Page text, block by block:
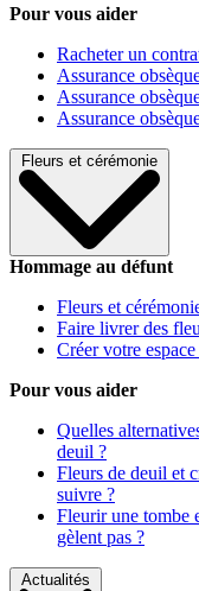
Pour vous aider
Racheter un
Assurance
Assurance
Assurance
Fleurs et cérémonie
Hommage au défunt
Fleurs et
Faire livrer des
Créer votre
Pour vous aider
Quelles
deuil ?
Fleurs de deuil et
suivre ?
Fleurir une tombe
gèlent pas ?
Actualités